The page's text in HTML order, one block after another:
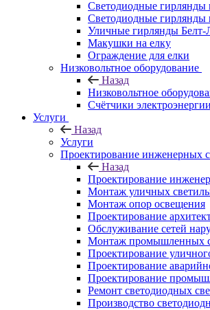
Светодиодные гирлянды
Светодиодные гирлянды
Уличные гирлянды Белт-
Макушки на елку
Ограждение для елки
Низковольтное оборудование
Назад
Низковольтное
Счётчики электроэнергии
Услуги
Назад
Услуги
Проектирование инженерных
Назад
Проектирование
Монтаж уличных
Монтаж опор освещения
Проектирование
Обслуживание сетей
Монтаж промышленных
Проектирование
Проектирование
Проектирование
Ремонт светодиодных
Производство